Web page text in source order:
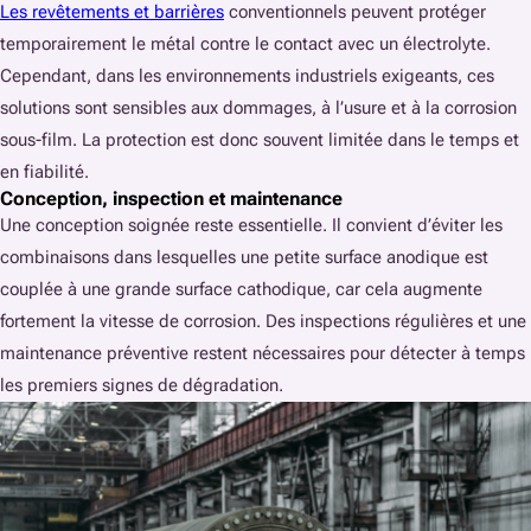
Les revêtements et barrières conventionnels peuvent protéger
temporairement le métal contre le contact avec un électrolyte.
Cependant, dans les environnements industriels exigeants, ces
solutions sont sensibles aux dommages, à l’usure et à la corrosion
sous-film. La protection est donc souvent limitée dans le temps et
en fiabilité.
Conception, inspection et maintenance
Une conception soignée reste essentielle. Il convient d’éviter les
combinaisons dans lesquelles une petite surface anodique est
couplée à une grande surface cathodique, car cela augmente
fortement la vitesse de corrosion. Des inspections régulières et une
maintenance préventive restent nécessaires pour détecter à temps
les premiers signes de dégradation.